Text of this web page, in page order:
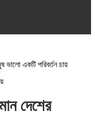
ভালো একটি পরিবর্তন চায়
দেশের